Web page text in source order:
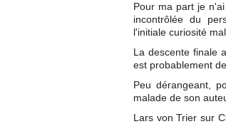
Pour ma part je
incontrôlée du
l'initiale curiosité
La descente finale
est probablement
Peu dérangeant,
malade de son
Lars von Trier sur